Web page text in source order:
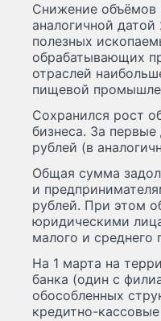
Снижение объёмов
аналогичной
полезных
обрабатывающих
отраслей
пищевой
Сохранился рост
бизнеса. За
рублей (в
Общая сумма
и
рублей. При этом
юридическими
малого и среднего
На 1 марта на
банка (один с
обособленных
кредитно-